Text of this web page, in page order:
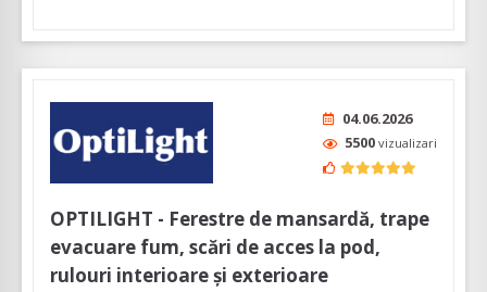
04.06.2026
5500 vizualizari
OPTILIGHT - Ferestre de mansardă, trape
evacuare fum, scări de acces la pod,
rulouri interioare și exterioare